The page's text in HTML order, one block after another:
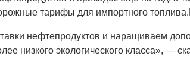
тарифы для импортного
нефтепродуктов и наращиваем
низкого экологического класса», —